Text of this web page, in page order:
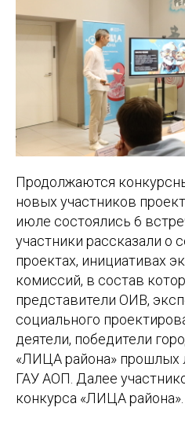
Продолжаются
новых участников
июле состоялись 6
участники рассказали о
проектах, инициативах
комиссий, в состав
представители ОИВ,
социального
деятели, победители
«ЛИЦА района» прошлых
ГАУ АОП. Далее
конкурса «ЛИЦА района».